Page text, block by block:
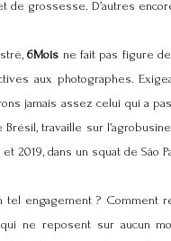
de grossesse. D’autres
6Mois ne fait pas figure
aux photographes.
jamais assez celui qui a
travaille sur
2019, dans un squat de São
tel engagement ? Comment
ne reposent sur aucun